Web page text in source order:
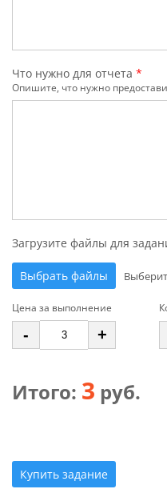
Что нужно для отчета *
Опишите, что нужно
Загрузите файлы для
Выбрать файлы
Цена за выполнение
- +
Итого: 3 руб.
Купить задание